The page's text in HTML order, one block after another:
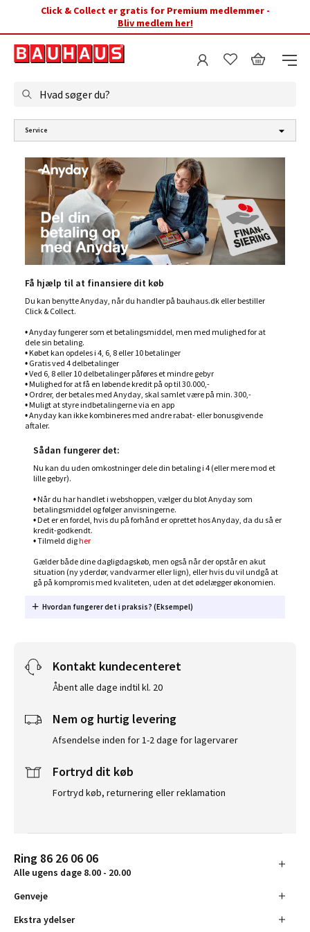
Click & Collect er gratis for Premium medlemmer -
Bliv medlem her!
Hvad søger du?
Få hjælp til at finansiere dit køb
Du kan benytte Anyday, når du handler på bauhaus.dk eller bestiller
Click & Collect.
• Anyday fungerer som et betalingsmiddel, men med mulighed for at
dele sin betaling.
• Købet kan opdeles i 4, 6, 8 eller 10 betalinger
• Gratis ved 4 delbetalinger
• Ved 6, 8 eller 10 delbetalinger påføres et mindre gebyr
• Mulighed for at få en løbende kredit på op til 30.000,-
• Ordrer, der betales med Anyday, skal samlet være på min. 300,-
• Muligt at styre indbetalingerne via en app
• Anyday kan ikke kombineres med andre rabat- eller bonusgivende
aftaler.
Sådan fungerer det:
Nu kan du uden omkostninger dele din betaling i 4 (eller mere mod et
lille gebyr).
• Når du har handlet i webshoppen, vælger du blot Anyday som
betalingsmiddel og følger anvisningerne.
• Det er en fordel, hvis du på forhånd er oprettet hos Anyday, da du så er
kredit-godkendt.
• Tilmeld digher
Gælder både dine dagligdagskøb, men også når der opstår en akut
situation (ny yderdør, vandvarmer eller lign), eller hvis du vil undgå at
gå på kompromis med kvaliteten, uden at det ødelægger økonomien.
Hvordan fungerer det i praksis? (Eksempel)
Service
Kontakt kundecenteret
Åbent alle dage indtil kl. 20
Nem og hurtig levering
Afsendelse inden for 1-2 dage for lagervarer
Fortryd dit køb
Fortryd køb, returnering eller reklamation
Ring 86 26 06 06
Alle ugens dage 8.00 - 20.00
Genveje
Ekstra ydelser